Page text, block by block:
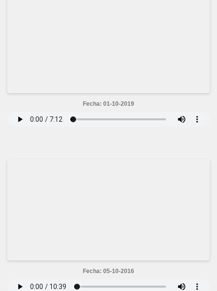
Fecha: 01-10-2019
Fecha: 05-10-2016